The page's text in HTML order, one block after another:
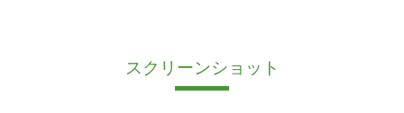
スクリーンショット